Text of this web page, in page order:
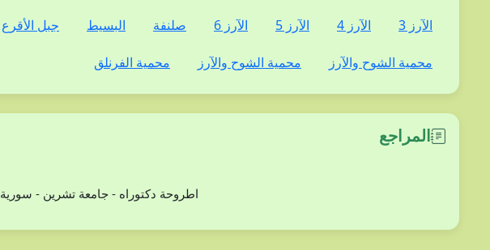
الآرز 3 الآرز 4 الآرز 5 الآرز 6 صلنفة البسيط جبل الأقرع
محمية الشوح والآرز محمية الشوح والآرز محمية الفرنلق
المراجع
دراسة بعض أنوع من الفلورا (ثنائيات الفلقة) في محافظة اللاذقية/ سوريا/محمد هادي مخلوف/ Year2011/اطروحة دكتوراه - جامعة تشرين - سورية